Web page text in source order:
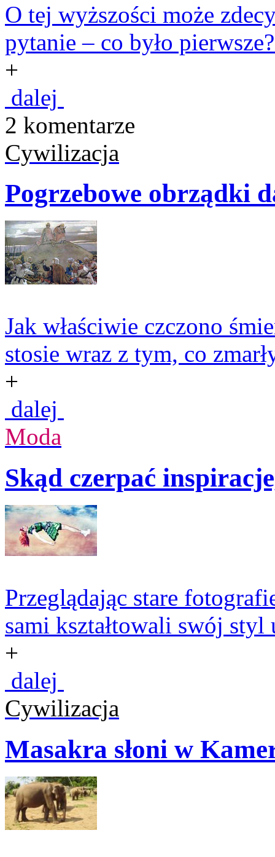
O tej wyższości może
pytanie – co było
+
dalej
2 komentarze
Cywilizacja
Pogrzebowe obrządki
Jak właściwie czczono
stosie wraz z tym, co
+
dalej
Moda
Skąd czerpać
Przeglądając stare
sami kształtowali swój
+
dalej
Cywilizacja
Masakra słoni w